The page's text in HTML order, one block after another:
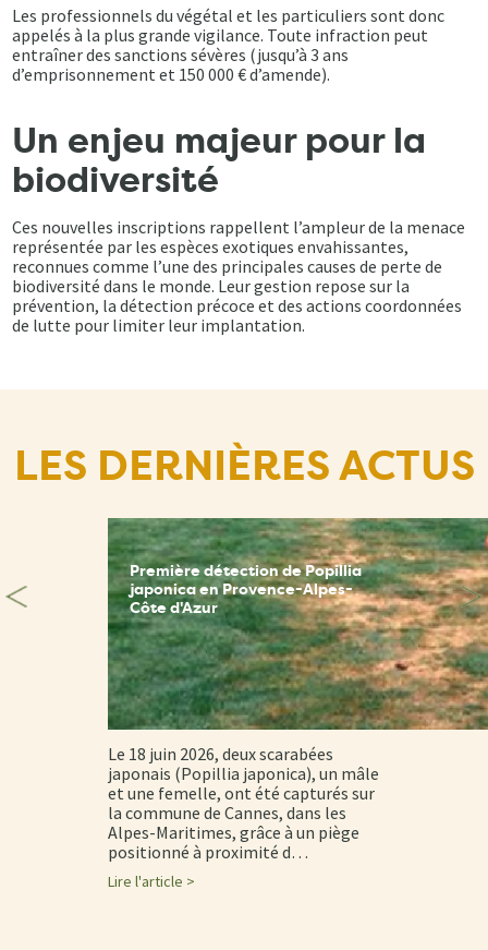
Les professionnels du végétal et les particuliers sont donc
appelés à la plus grande vigilance. Toute infraction peut
entraîner des sanctions sévères (jusqu’à 3 ans
d’emprisonnement et 150 000 € d’amende).
Un enjeu majeur pour la
biodiversité
Ces nouvelles inscriptions rappellent l’ampleur de la menace
représentée par les espèces exotiques envahissantes,
reconnues comme l’une des principales causes de perte de
biodiversité dans le monde. Leur gestion repose sur la
prévention, la détection précoce et des actions coordonnées
de lutte pour limiter leur implantation.
LES DERNIÈRES ACTUS
Première détection de Popillia
japonica en Provence-Alpes-
Côte d'Azur
Le 18 juin 2026, deux scarabées
japonais (Popillia japonica), un mâle
et une femelle, ont été capturés sur
la commune de Cannes, dans les
Alpes-Maritimes, grâce à un piège
positionné à proximité d…
Lire l'article >